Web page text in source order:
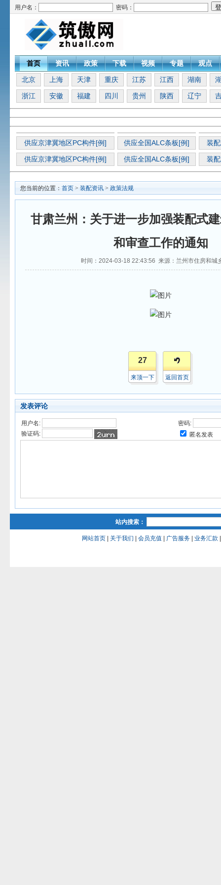
用户名： 密码：
首页 资讯 政策 下载 视频 专题 观点
北京 上海 天津 重庆 江苏 江西 湖南
浙江 安徽 福建 四川 贵州 陕西 辽宁
供应京津冀地区PC构件[例] 供应全国ALC条板[例] 装
供应京津冀地区PC构件[例] 供应全国ALC条板[例] 装
您当前的位置： 首页 > 装配资讯 > 政策法规
甘肃兰州：关于进一步加强装配式
和审查工作的通知
时间：2024-03-18 22:43:56 来源：兰州市住房和城
27
来顶一下 返回首页
发表评论
用户名:
密码:
验证码:
匿名发表
站内搜索：
网站首页 关于我们 会员充值 广告服务 业务汇款